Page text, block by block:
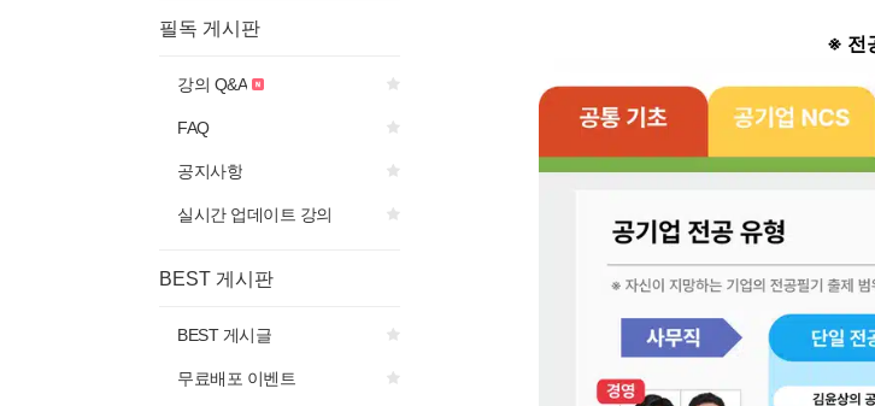
필독 게시판
강의 Q&A
FAQ
공지사항
실시간 업데이트 강의
BEST 게시판
BEST 게시글
무료배포 이벤트
※ 전